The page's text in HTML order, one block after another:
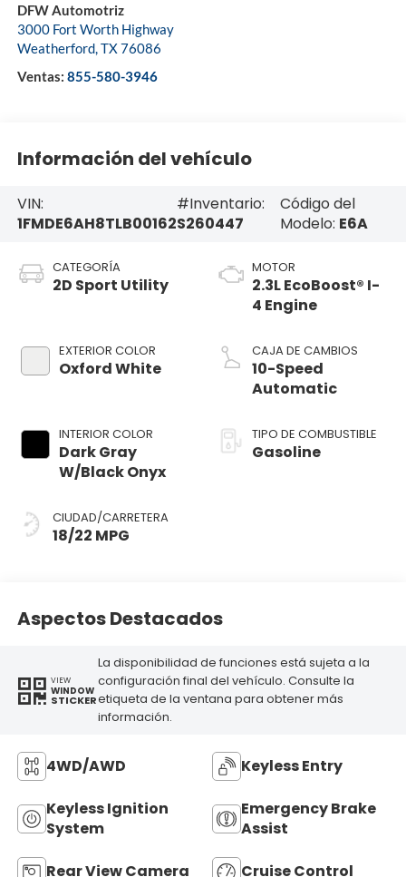
DFW Automotriz
3000 Fort Worth Highway
Weatherford,TX76086
Ventas: 855-580-3946
Información del vehículo
VIN:
1FMDE6AH8TLB00162
#Inventario:
S260447
Código del
Modelo: E6A
CATEGORÍA
2D Sport Utility
EXTERIOR COLOR
Oxford White
INTERIOR COLOR
Dark Gray
W/Black Onyx
CIUDAD/CARRETERA
18/22 MPG
MOTOR
2.3L EcoBoost® I-
4 Engine
CAJA DE CAMBIOS
10-Speed
Automatic
TIPO DE COMBUSTIBLE
Gasoline
Aspectos Destacados
VIEW
WINDOW
STICKER
La disponibilidad de funciones está sujeta a la
configuración final del vehículo. Consulte la
etiqueta de la ventana para obtener más
información.
4WD/AWD Keyless Entry
Keyless Ignition
System
Emergency Brake
Assist
Rear View Camera Cruise Control